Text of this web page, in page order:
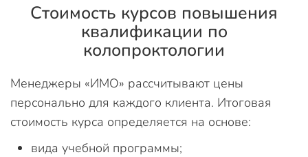
Стоимость курсов повышения
квалификации по
колопроктологии
Менеджеры «ИМО» рассчитывают цены
персонально для каждого клиента. Итоговая
стоимость курса определяется на основе:
вида учебной программы;